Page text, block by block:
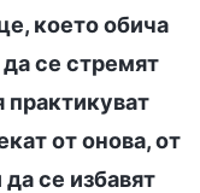
което обича
се стремят
практикуват
от онова, от
се избавят